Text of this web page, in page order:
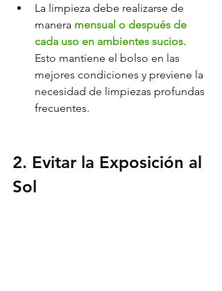
La limpieza debe realizarse de
manera mensual o después de
cada uso en ambientes sucios.
Esto mantiene el bolso en las
mejores condiciones y previene la
necesidad de limpiezas profundas
frecuentes.
2. Evitar la Exposición al
Sol